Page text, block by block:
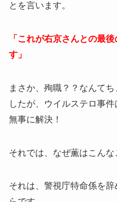
とを言います。
「これが右京さんとの最
す」
まさか、殉職？？なんて
したが、ウイルステロ事
無事に解決！
それでは、なぜ薫はこんな
それは、警視庁特命係を